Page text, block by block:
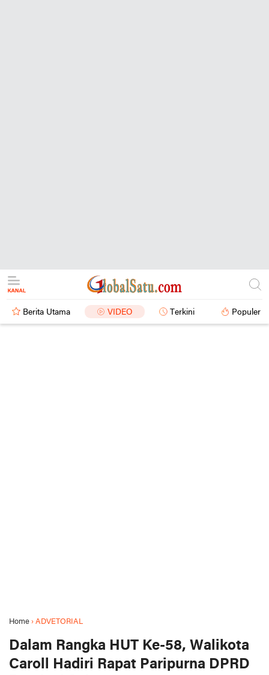
Berita Utama VIDEO Terkini Populer
Home › ADVETORIAL
Dalam Rangka HUT Ke-58, Walikota
Caroll Hadiri Rapat Paripurna DPRD